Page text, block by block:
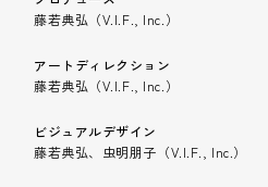
藤若典弘（V.I.F., Inc.）
アートディレクション
藤若典弘（V.I.F., Inc.）
ビジュアルデザイン
藤若典弘、虫明朋子（V.I.F., Inc.）